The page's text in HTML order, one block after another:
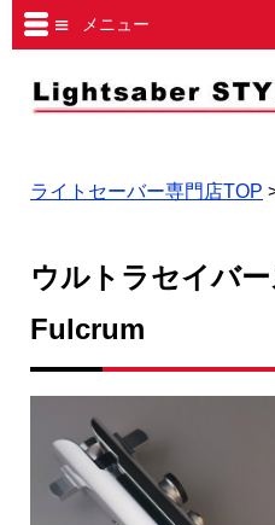
メニュー
ライトセーバー専門店TOP
ウルトラセイバ
Fulcrum